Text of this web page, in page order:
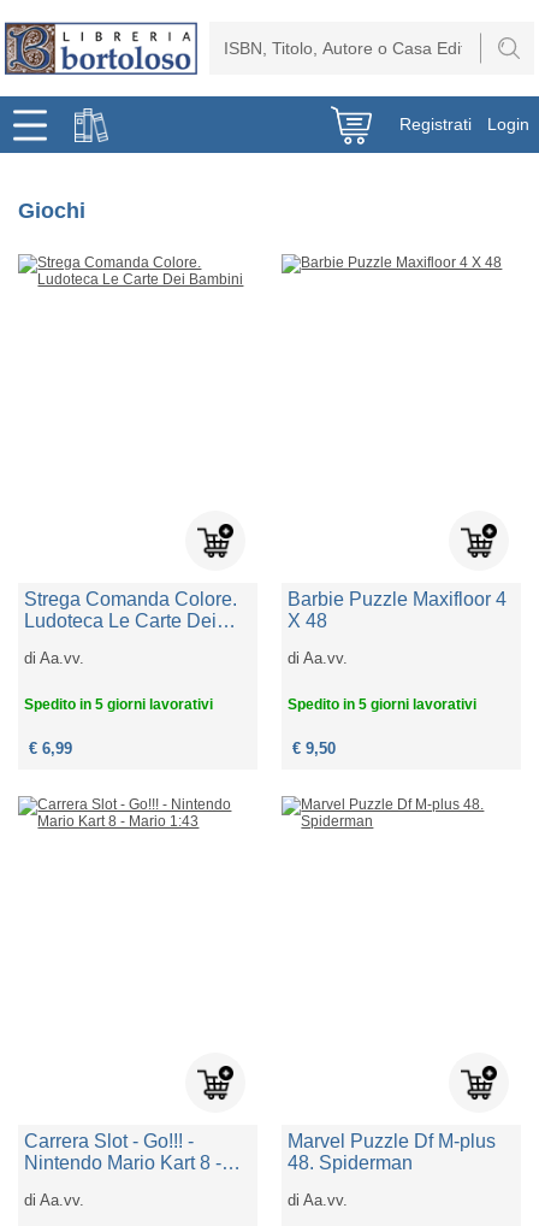
Registrati Login
Giochi
Strega Comanda Colore.
Ludoteca Le Carte Dei
diAa.vv.
Spedito in 5 giorni lavorativi
€ 6,99
Barbie Puzzle Maxifloor 4
X 48
diAa.vv.
Spedito in 5 giorni lavorativi
€ 9,50
Carrera Slot - Go!!! -
Nintendo Mario Kart 8 -
diAa.vv.
Marvel Puzzle Df M-plus
48. Spiderman
diAa.vv.